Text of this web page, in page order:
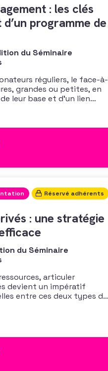
: les clés
programme de
du Séminaire
réguliers, le face-à-
grandes ou petites, en
leur base et d’un lien
Réservé adhérents
: une stratégie
du Séminaire
articuler
devient un impératif
entre ces deux types de